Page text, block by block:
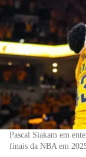
Pascal Siakam em
finais da NBA em